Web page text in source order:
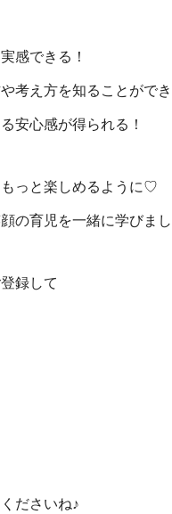
感できる！
考え方を知ることがで
安心感が得られる！
っと楽しめるように♡
の育児を一緒に学びま
録して
ださいね♪